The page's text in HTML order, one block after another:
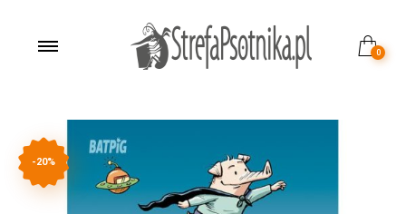
0
-20%